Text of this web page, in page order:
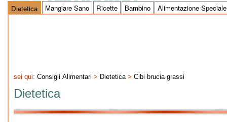
Dietetica Mangiare Sano Ricette Bambino Alimentazione Speciale
sei qui: Consigli Alimentari > Dietetica> Cibi brucia grassi
Dietetica